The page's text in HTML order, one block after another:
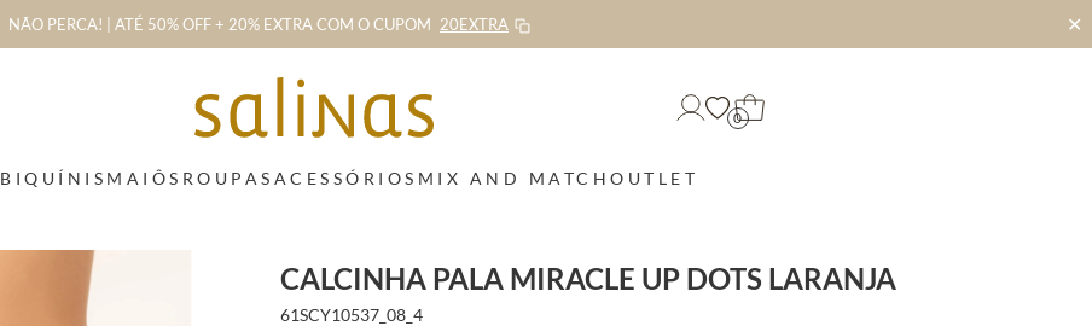
NÃO PERCA! | ATÉ 50% OFF + 20% EXTRA COM O CUPOM 20EXTRA ✕
0
BIQUÍNIS MAIÔS ROUPAS ACESSÓRIOS MIX AND MATCHOUTLET
CALCINHA PALA MIRACLE UP DOTS LARANJA
61SCY10537_08_4